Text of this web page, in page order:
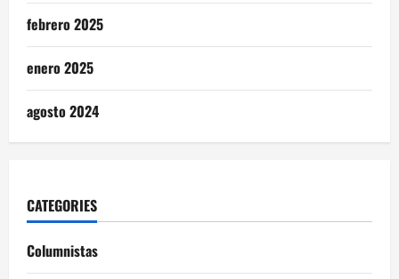
febrero 2025
enero 2025
agosto 2024
CATEGORIES
Columnistas